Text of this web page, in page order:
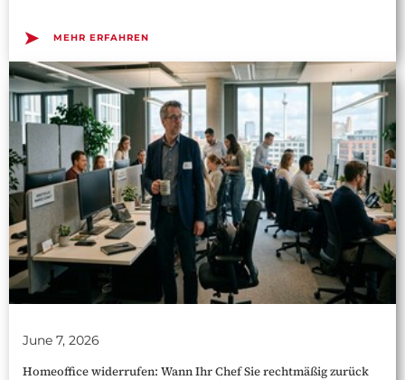
➤ MEHR ERFAHREN
June 7, 2026
Homeoffice widerrufen: Wann Ihr Chef Sie rechtmäßig zurück